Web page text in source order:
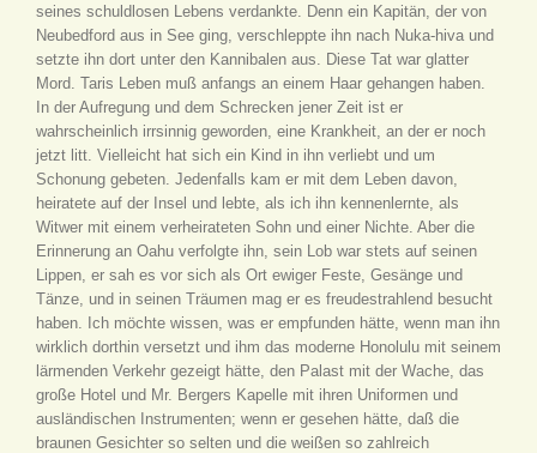
seines schuldlosen Lebens verdankte. Denn ein Kapitän, der von
Neubedford aus in See ging, verschleppte ihn nach Nuka-hiva und
setzte ihn dort unter den Kannibalen aus. Diese Tat war glatter
Mord. Taris Leben muß anfangs an einem Haar gehangen haben.
In der Aufregung und dem Schrecken jener Zeit ist er
wahrscheinlich irrsinnig geworden, eine Krankheit, an der er noch
jetzt litt. Vielleicht hat sich ein Kind in ihn verliebt und um
Schonung gebeten. Jedenfalls kam er mit dem Leben davon,
heiratete auf der Insel und lebte, als ich ihn kennenlernte, als
Witwer mit einem verheirateten Sohn und einer Nichte. Aber die
Erinnerung an Oahu verfolgte ihn, sein Lob war stets auf seinen
Lippen, er sah es vor sich als Ort ewiger Feste, Gesänge und
Tänze, und in seinen Träumen mag er es freudestrahlend besucht
haben. Ich möchte wissen, was er empfunden hätte, wenn man ihn
wirklich dorthin versetzt und ihm das moderne Honolulu mit seinem
lärmenden Verkehr gezeigt hätte, den Palast mit der Wache, das
große Hotel und Mr. Bergers Kapelle mit ihren Uniformen und
ausländischen Instrumenten; wenn er gesehen hätte, daß die
braunen Gesichter so selten und die weißen so zahlreich